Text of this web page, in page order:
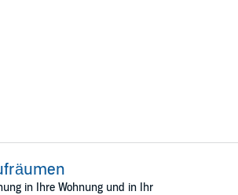
in Ihre Wohnung und in Ihr